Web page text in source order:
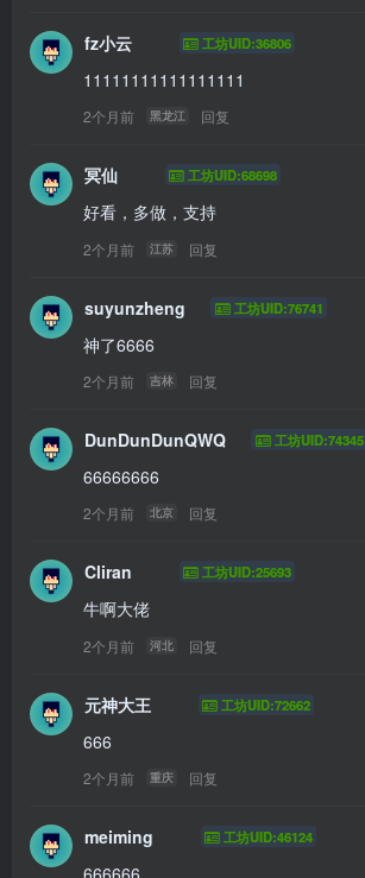
fz小云 工坊UID:36806
11111111111111111
2个月前 黑龙江 回复
冥仙 工坊UID:68698
好看，多做，支持
2个月前 江苏 回复
suyunzheng 工坊UID:76741
神了6666
2个月前 吉林 回复
DunDunDunQWQ 工坊UID:74345
66666666
2个月前 北京 回复
Cliran 工坊UID:25693
牛啊大佬
2个月前 河北 回复
元神大王 工坊UID:72662
666
2个月前 重庆 回复
meiming 工坊UID:46124